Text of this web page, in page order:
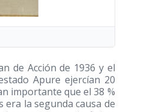
de Acción de 1936 y el
Apure ejercían 20
importante que el 38 %
la segunda causa de